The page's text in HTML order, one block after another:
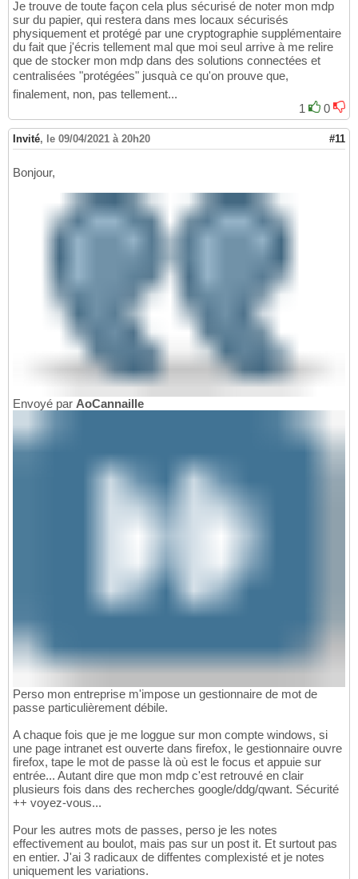
Je trouve de toute façon cela plus sécurisé de noter mon mdp
sur du papier, qui restera dans mes locaux sécurisés
physiquement et protégé par une cryptographie supplémentaire
du fait que j'écris tellement mal que moi seul arrive à me relire
que de stocker mon mdp dans des solutions connectées et
centralisées "protégées" jusquà ce qu'on prouve que,
finalement, non, pas tellement...
1
0
Invité, le 09/04/2021 à 20h20 #11
Bonjour,
Envoyé par AoCannaille
Perso mon entreprise m'impose un gestionnaire de mot de
passe particulièrement débile.
A chaque fois que je me loggue sur mon compte windows, si
une page intranet est ouverte dans firefox, le gestionnaire ouvre
firefox, tape le mot de passe là où est le focus et appuie sur
entrée... Autant dire que mon mdp c'est retrouvé en clair
plusieurs fois dans des recherches google/ddg/qwant. Sécurité
++ voyez-vous...
Pour les autres mots de passes, perso je les notes
effectivement au boulot, mais pas sur un post it. Et surtout pas
en entier. J'ai 3 radicaux de diffentes complexisté et je notes
uniquement les variations.